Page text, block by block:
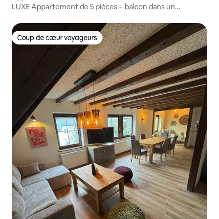
LUXE Appartement de 5 pièces + balcon dans un
Coup de cœur voyageurs
Coup de cœur voyageurs